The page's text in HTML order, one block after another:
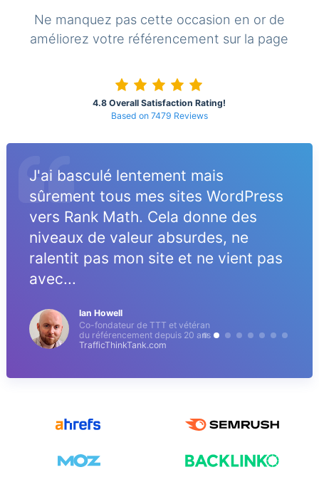
Ne manquez pas cette occasion en or de
améliorez votre référencement sur la page
4.8 Overall Satisfaction Rating!
Based on 7479 Reviews
J'ai basculé lentement mais
sûrement tous mes sites WordPress
vers Rank Math. Cela donne des
niveaux de valeur absurdes, ne
ralentit pas mon site et ne vient pas
avec...
Ian Howell
Co-fondateur de TTT et vétéran
du référencement depuis 20 ans
TrafficThinkTank.com